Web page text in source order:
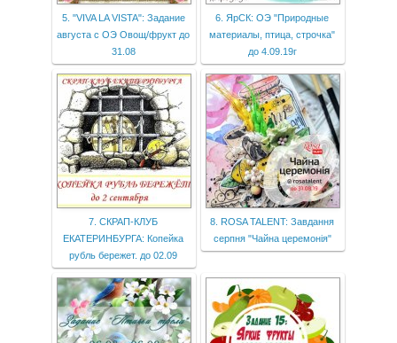
5. "VIVA LA VISTA": Задание
августа с ОЭ Овощ/фрукт до
31.08
6. ЯрСК: ОЭ "Природные
материалы, птица, строчка"
до 4.09.19г
7. СКРАП-КЛУБ
ЕКАТЕРИНБУРГА: Копейка
рубль бережет. до 02.09
8. ROSA TALENT: Завдання
серпня "Чайна церемонія"